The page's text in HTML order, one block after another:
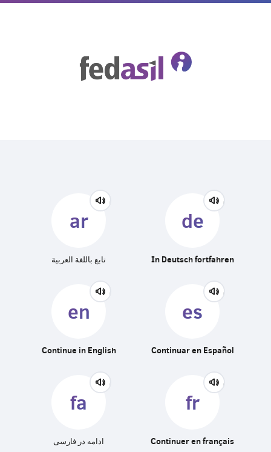
content
ar
تابع باللغة العربية
de
In Deutsch fortfahren
en
Continue in English
es
Continuar en Español
fa
ادامه در فارسی
fr
Continuer en français